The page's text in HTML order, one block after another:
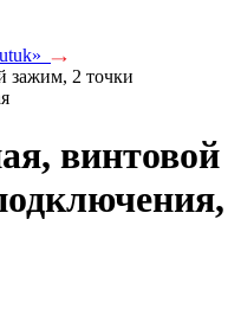
зажим, 2 точки
винтовой